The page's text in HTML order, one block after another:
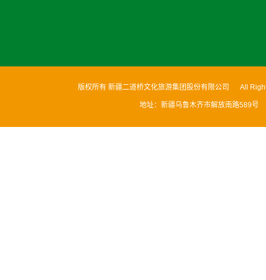
版权所有 新疆二道桥文化旅游集团股份有限公司 All
地址：新疆乌鲁木齐市解放南路589号